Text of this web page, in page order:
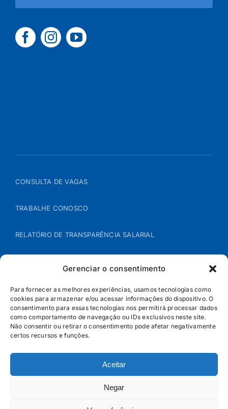
Gerenciar o consentimento
Para fornecer as melhores experiências, usamos tecnologias como
cookies para armazenar e/ou acessar informações do dispositivo. O
consentimento para essas tecnologias nos permitirá processar dados
como comportamento de navegação ou IDs exclusivos neste site.
Não consentir ou retirar o consentimento pode afetar negativamente
certos recursos e funções.
Aceitar
Negar
CONSULTA DE VAGAS
TRABALHE CONOSCO
RELATÓRIO DE TRANSPARÊNCIA SALARIAL
POLÍTICA DE COOKIES
POLÍTICA DE PRIVACIDADE